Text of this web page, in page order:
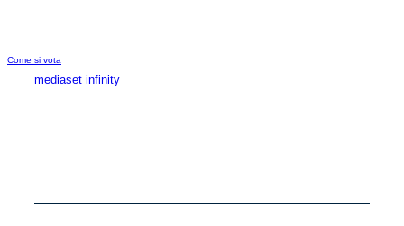
Come si vota
mediaset infinity